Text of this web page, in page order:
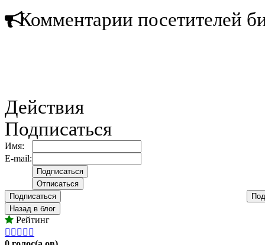
Комментарии посетителей
Действия
Подписаться
Имя:
E-mail:
Подписаться
Назад в блог
Рейтинг
    